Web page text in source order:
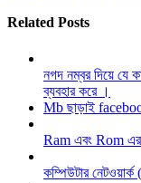
Related Posts
নগদ নম্বর দিয়ে যে
ব্যবহার করে ।
Mb ছাড়াই
Ram এবং Rom এর
কম্পিউটার